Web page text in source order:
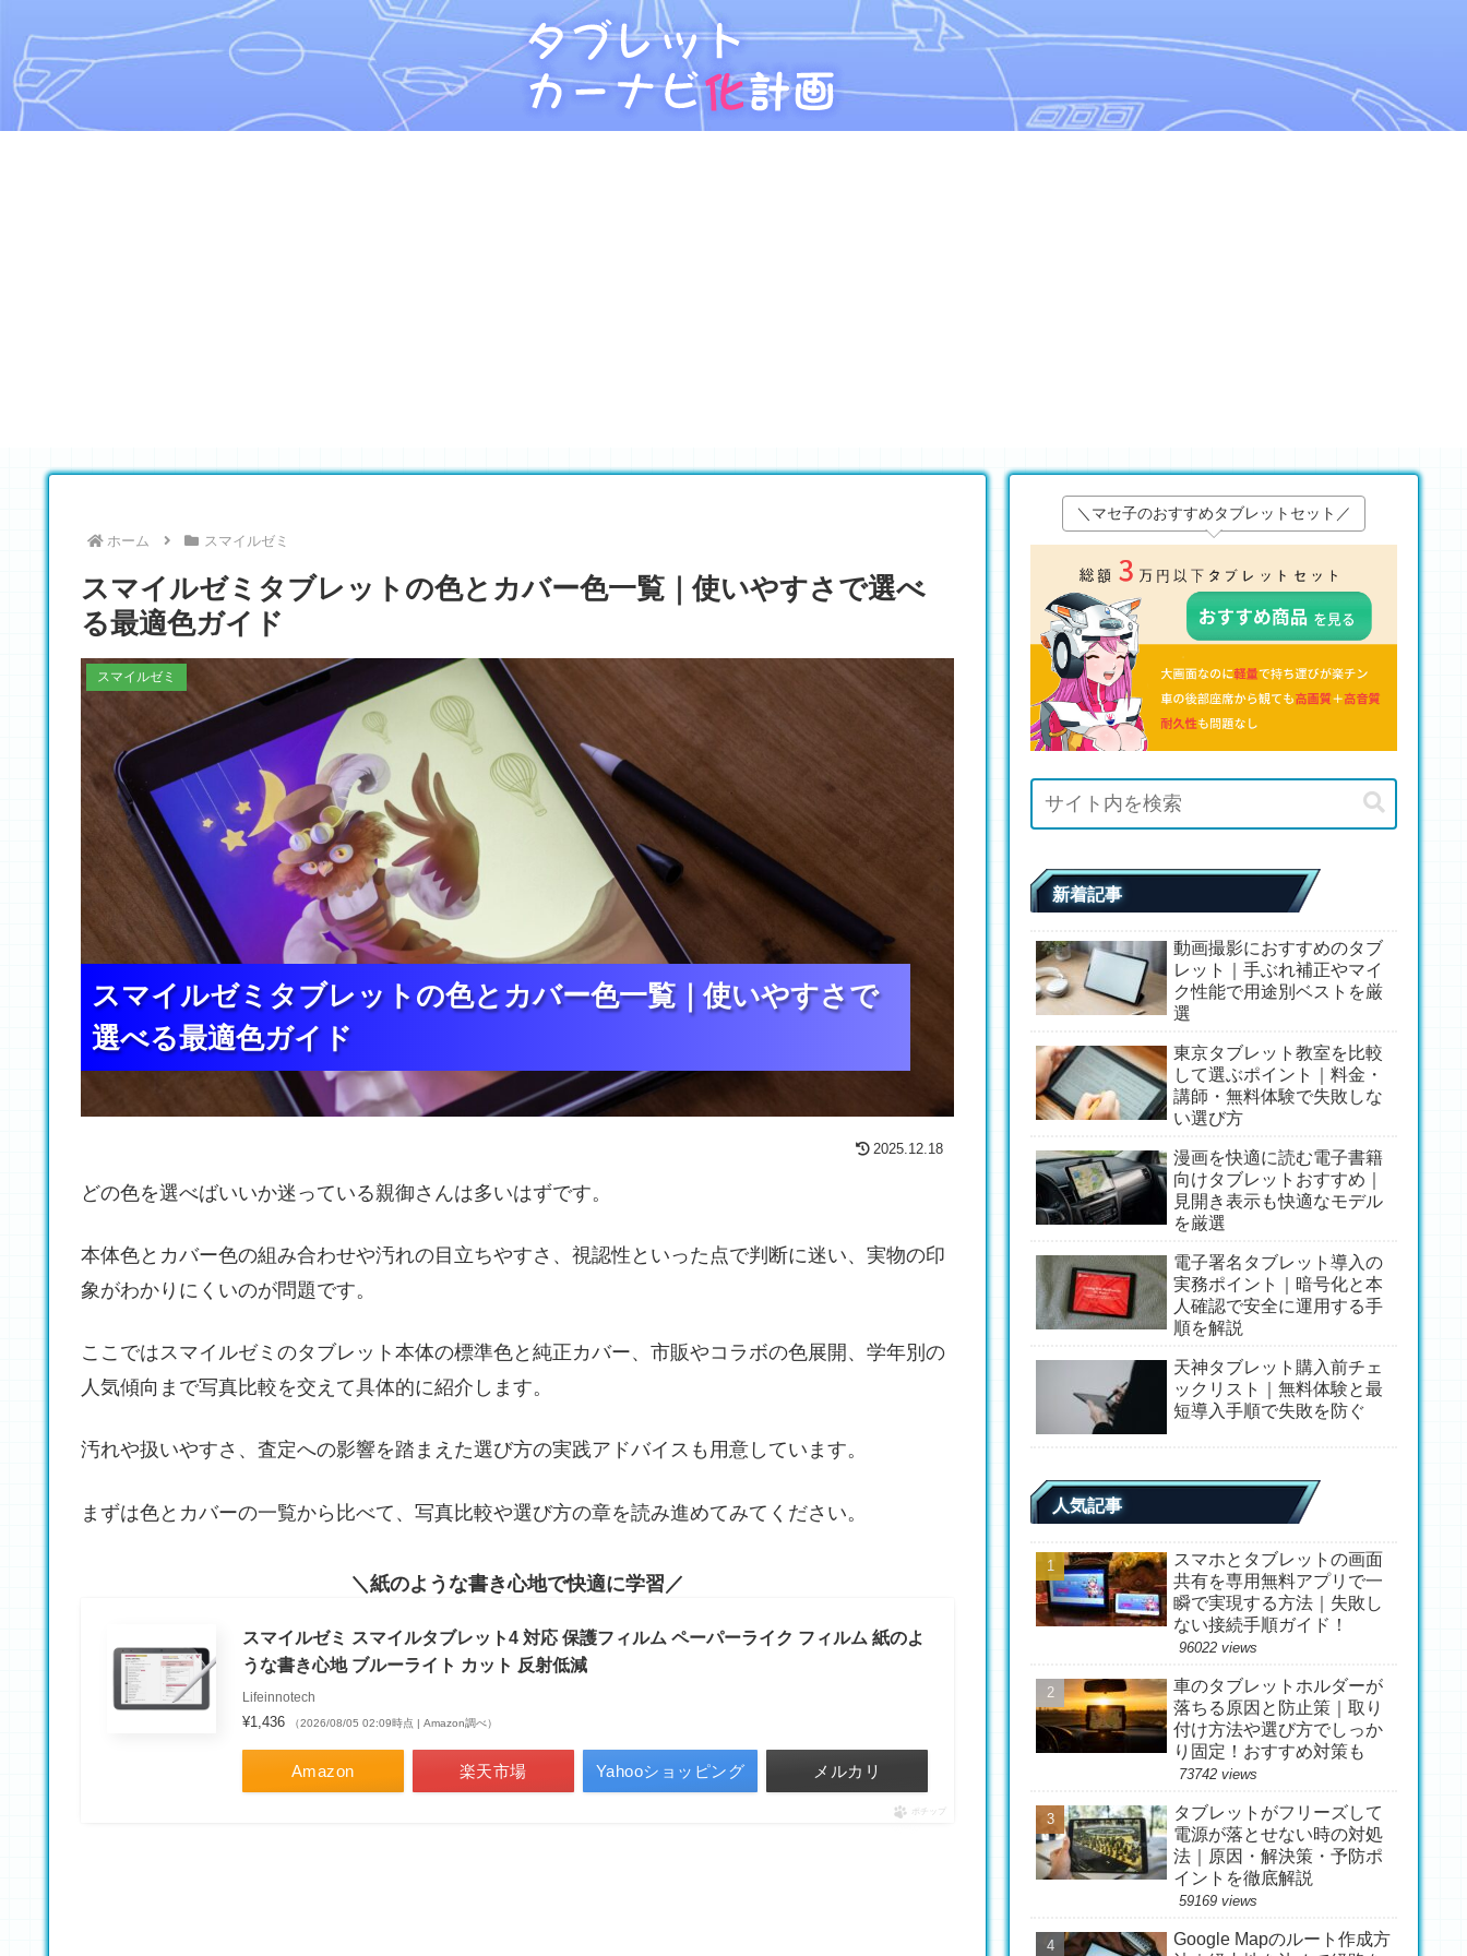
ホーム スマイルゼミ
スマイルゼミタブレットの色とカバー色一覧｜使いやすさで選べ
る最適色ガイド
スマイルゼミタブレットの色とカバー色一覧｜使いやすさで
選べる最適色ガイド
スマイルゼミタブレットの色とカバー色一覧｜使いやすさで
選べる最適色ガイド
スマイルゼミタブレットの色とカバー色一覧｜使いやすさで
選べる最適色ガイド
スマイルゼミ
2025.12.18
どの色を選べばいいか迷っている親御さんは多いはずです。
本体色とカバー色の組み合わせや汚れの目立ちやすさ、視認性といった点で判断に迷い、実物の印
象がわかりにくいのが問題です。
ここではスマイルゼミのタブレット本体の標準色と純正カバー、市販やコラボの色展開、学年別の
人気傾向まで写真比較を交えて具体的に紹介します。
汚れや扱いやすさ、査定への影響を踏まえた選び方の実践アドバイスも用意しています。
まずは色とカバーの一覧から比べて、写真比較や選び方の章を読み進めてみてください。
紙のような書き心地で快適に学習
スマイルゼミ スマイルタブレット4 対応 保護フィルム ペーパーライク フィルム 紙のよ
うな書き心地 ブルーライト カット 反射低減
Lifeinnotech
¥1,436 （2026/08/05 02:09時点 | Amazon調べ）
Amazon 楽天市場 Yahooショッピング メルカリ
ポチップ
＼マセ子のおすすめタブレットセット／
新着記事
動画撮影におすすめのタブ
レット｜手ぶれ補正やマイ
ク性能で用途別ベストを厳
選
東京タブレット教室を比較
して選ぶポイント｜料金・
講師・無料体験で失敗しな
い選び方
漫画を快適に読む電子書籍
向けタブレットおすすめ｜
見開き表示も快適なモデル
を厳選
電子署名タブレット導入の
実務ポイント｜暗号化と本
人確認で安全に運用する手
順を解説
天神タブレット購入前チェ
ックリスト｜無料体験と最
短導入手順で失敗を防ぐ
人気記事
スマホとタブレットの画面
共有を専用無料アプリで一
瞬で実現する方法｜失敗し
ない接続手順ガイド！
96022 views
車のタブレットホルダーが
落ちる原因と防止策｜取り
付け方法や選び方でしっか
り固定！おすすめ対策も
73742 views
タブレットがフリーズして
電源が落とせない時の対処
法｜原因・解決策・予防ポ
イントを徹底解説
59169 views
Google Mapのルート作成方